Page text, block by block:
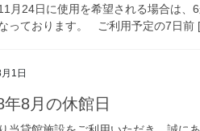
11月24日に使用を希望される場合は
っております。 ご利用予定の7日
1日
年8月の休館日